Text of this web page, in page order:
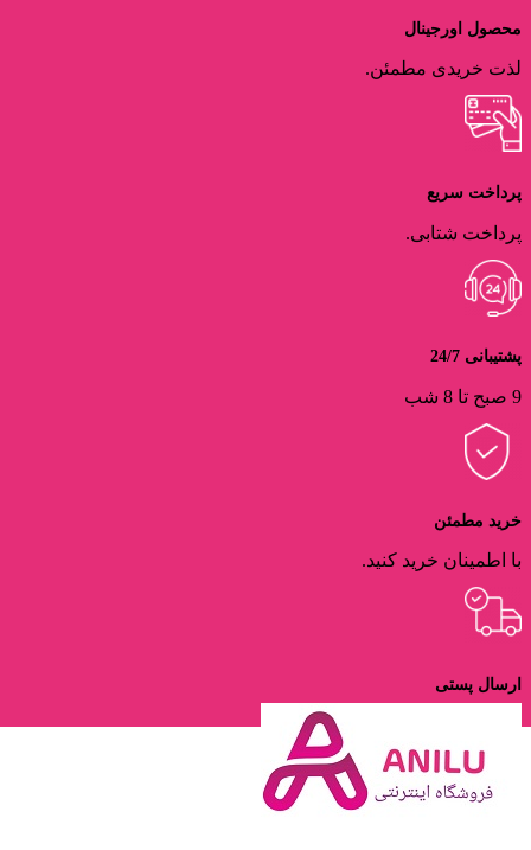
محصول اورجینال
لذت خریدی مطمئن.
پرداخت سریع
پرداخت شتابی.
پشتیبانی 24/7
9 صبح تا 8 شب
خرید مطمئن
با اطمینان خرید کنید.
ارسال پستی